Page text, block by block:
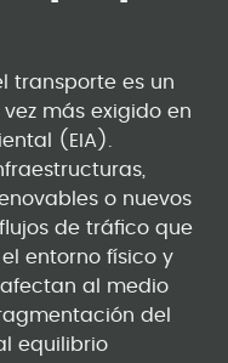
transporte es un
más exigido en
(EIA).
o nuevos
de tráfico que
entorno físico y
afectan al medio
del
equilibrio